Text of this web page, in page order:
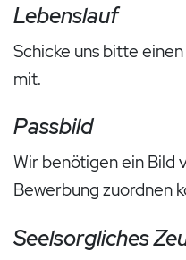
Lebenslauf
Schicke uns bitte
mit.
Passbild
Wir benötigen ein Bild
Bewerbung zuordnen
Seelsorgliches